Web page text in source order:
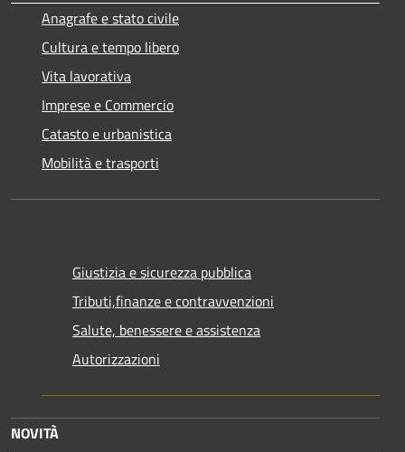
Anagrafe e stato civile
Cultura e tempo libero
Vita lavorativa
Imprese e Commercio
Catasto e urbanistica
Mobilità e trasporti
Giustizia e sicurezza pubblica
Tributi,finanze e contravvenzioni
Salute, benessere e assistenza
Autorizzazioni
NOVITÀ